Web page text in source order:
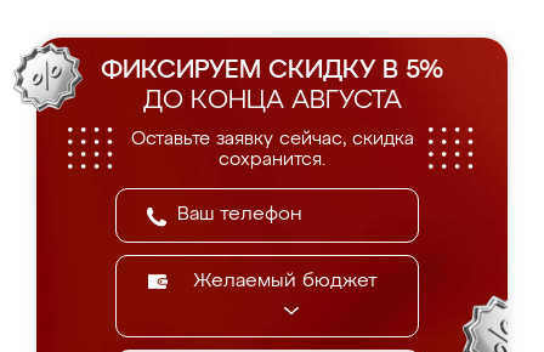
ФИКСИРУЕМ СКИДКУ В 5%
ДО КОНЦА АВГУСТА
Оставьте заявку сейчас, скидка
сохранится.
Желаемый бюджет